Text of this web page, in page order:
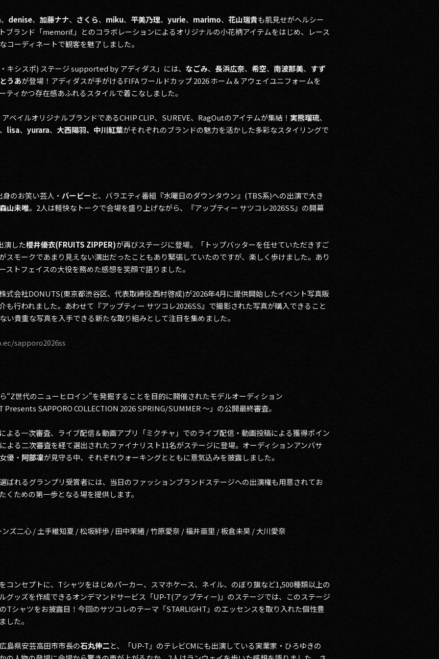
、 denise、 加藤ナナ、 さくら、 miku、 平美乃理、 yurie、 marimo、 花山瑞貴も肌見せがヘルシー
ブランド「memorif.」とのコラボレーションによるオリジナルの小花柄アイテムをはじめ、レース
コーディネートで観客を魅了しました。
キシスポ) ステージ supported by アディダス」には、 なごみ、 長浜広奈、 希空、 南波那美、 すず
とうあが登場！アディダスが手がけるFIFA ワールドカップ 2026 ホーム＆アウェイユニフォームを
ティかつ存在感あふれるスタイルで着こなしました。
ベイルオリジナルブランドであるCHIP CLIP、SUREVE、RagOutのアイテムが集結！ 実熊瑠琉、
、 lisa、 yurara、 大西陽羽、中川紅葉がそれぞれのブランドの魅力を活かした多彩なスタイリングで
のお笑い芸人・ バービーと、バラエティ番組『水曜日のダウンタウン』(TBS系)への出演で大き
森山未唯。2人は軽快なトークで会場を盛り上げながら、『アップティー サツコレ2026SS』の開幕
演した櫻井優衣(FRUITS ZIPPER)が再びステージに登場。「トップバッターを任せていただきすご
スモークであまり見えない演出だったこともあり緊張していたのですが、楽しく歩けました。あり
ストフェイスの大役を務めた感想を笑顔で語りました。
式会社DONUTS(東京都渋谷区、代表取締役:西村啓成)が2026年4月に提供開始したイベント写真販
も行われました。あわせて『アップティー サツコレ2026SS』で撮影された写真が購入できること
い貴重な写真を入手できる新たな取り組みとして注目を集めました。
sapporo2026ss
“Z世代のニューヒロイン”を発掘することを目的に開催されたモデルオーディション
SAPPORO COLLECTION 2026 SPRING/SUMMER ～」の公開最終審査。
よる一次審査、ライブ配信＆動画アプリ「ミクチャ」でのライブ配信・動画投稿による獲得ポイン
よる二次審査を経て選出されたファイナリスト11名がステージに登場。オーディションアンバサ
優・ 阿部凜が見守る中、それぞれウォーキングとともに意気込みを披露しました。
ばれるグランプリ受賞者には、当日のファッションブランドステージへの出演権も用意されてお
ための第一歩となる場を提供します。
ズ二心 / 土手維知夏 / 松坂絆歩 / 田中茉緒 / 竹原愛奈 / 福井亜里 / 板倉未昊 / 大川愛奈
コンセプトに、Tシャツをはじめパーカー、スマホケース、ネイル、のぼり旗など1,500種類以上の
グッズを作成できるオンデマンドサービス「UP-T(アップティー)」のステージでは、このステージ
Tシャツをお披露目！今回のサツコレのテーマ「STARLIGHT」のエッセンスを取り入れた個性豊
した。
島県安芸高田市市長の石丸伸二と、「UP-T」のテレビCMにも出演している実業家・ひろゆきの